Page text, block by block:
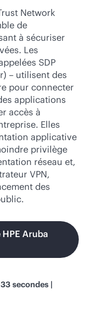
Network
de
à sécuriser
Les
SDP
– utilisent des
pour connecter
applications
accès à
Elles
applicative
privilège
réseau et,
VPN,
des
Aruba
secondes |